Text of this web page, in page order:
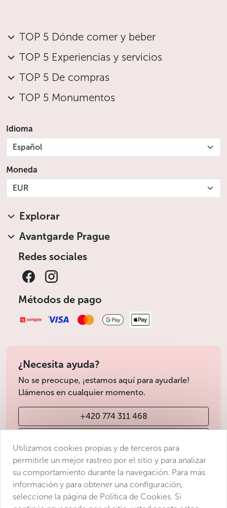
TOP 5 Dónde comer y beber
TOP 5 Experiencias y servicios
TOP 5 De compras
TOP 5 Monumentos
Idioma
Español
Moneda
EUR
Explorar
Avantgarde Prague
Redes sociales
Métodos de pago
¿Necesita ayuda?
No se preocupe, ¡estamos aquí para ayudarle!
Llámenos en cualquier momento.
+420 774 311 468
Condiciones de venta
Protección de datos
Utilizamos cookies propias y de terceros para
permitirle un mejor rastreo por el sitio y para analizar
su comportamiento durante la navegación. Para más
información y para obtener una configuración,
seleccione la página de Política de Cookies. Si